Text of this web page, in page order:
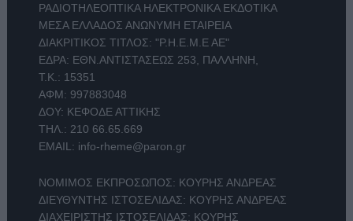
ΡΑΔΙΟΤΗΛΕΟΠΤΙΚΑ ΗΛΕΚΤΡΟΝΙΚΑ ΕΚΔΟΤΙΚΑ
ΜΕΣΑ ΕΛΛΑΔΟΣ ΑΝΩΝΥΜΗ ΕΤΑΙΡΕΙΑ
ΔΙΑΚΡΙΤΙΚΟΣ ΤΙΤΛΟΣ: "Ρ.Η.Ε.Μ.Ε ΑΕ"
ΕΔΡΑ: ΕΘΝ.ΑΝΤΙΣΤΑΣΕΩΣ 253, ΠΑΛΛΗΝΗ,
Τ.Κ.: 15351
ΑΦΜ: 997883048
ΔΟΥ: ΚΕΦΟΔΕ ΑΤΤΙΚΗΣ
ΤΗΛ.: 210 66.65.669
EMAIL: info-rheme@paron.gr
ΝΟΜΙΜΟΣ ΕΚΠΡΟΣΩΠΟΣ: ΚΟΥΡΗΣ ΑΝΔΡΕΑΣ
ΔΙΕΥΘΥΝΤΗΣ ΙΣΤΟΣΕΛΙΔΑΣ: ΚΟΥΡΗΣ ΑΝΔΡΕΑΣ
ΔΙΑΧΕΙΡΙΣΤΗΣ ΙΣΤΟΣΕΛΙΔΑΣ: ΚΟΥΡΗΣ